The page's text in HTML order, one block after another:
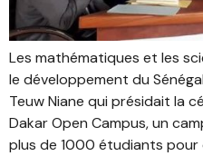
Les mathématiques et les
le développement du
Teuw Niane qui présidait la
Dakar Open Campus, un
plus de 1000 étudiants